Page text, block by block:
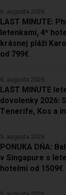
LAST MINUTE:
letenkami, 4*
krásnej pláži
od 799€
6. augusta 2026
LAST MINUTE
dovolenky 2026:
Tenerife, Kos a
6. augusta 2026
PONUKA DŇA:
v Singapure s
hotelmi od 1509€
5. augusta 2026